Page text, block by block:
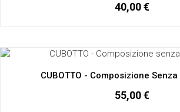
40,00 €
CUBOTTO - Composizione
55,00 €